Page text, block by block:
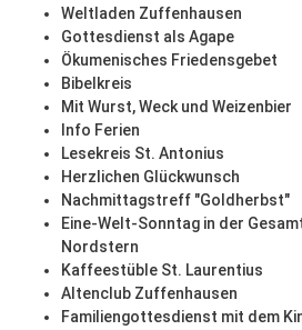
Weltladen Zuffenhausen
Gottesdienst als Agape
Ökumenisches Friedensgebet
Bibelkreis
Mit Wurst, Weck und Weizenbier
Info Ferien
Lesekreis St. Antonius
Herzlichen Glückwunsch
Nachmittagstreff "Goldherbst"
Eine-Welt-Sonntag in der
Nordstern
Kaffeestüble St. Laurentius
Altenclub Zuffenhausen
Familiengottesdienst mit dem